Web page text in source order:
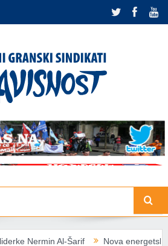
Nova energetska pravila EU: